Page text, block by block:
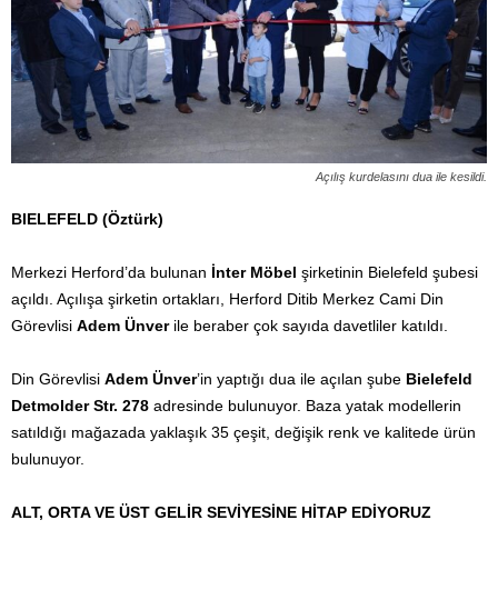
Açılış kurdelasını dua ile kesildi.
BIELEFELD (Öztürk)
Merkezi Herford’da bulunan İnter Möbel şirketinin Bielefeld şubesi
açıldı. Açılışa şirketin ortakları, Herford Ditib Merkez Cami Din
Görevlisi Adem Ünverile beraber çok sayıda davetliler katıldı.
Din Görevlisi Adem Ünver’in yaptığı dua ile açılan şube Bielefeld
Detmolder Str. 278 adresinde bulunuyor. Baza yatak modellerin
satıldığı mağazada yaklaşık 35 çeşit, değişik renk ve kalitede ürün
bulunuyor.
ALT, ORTA VE ÜST GELİR SEVİYESİNE HİTAP EDİYORUZ